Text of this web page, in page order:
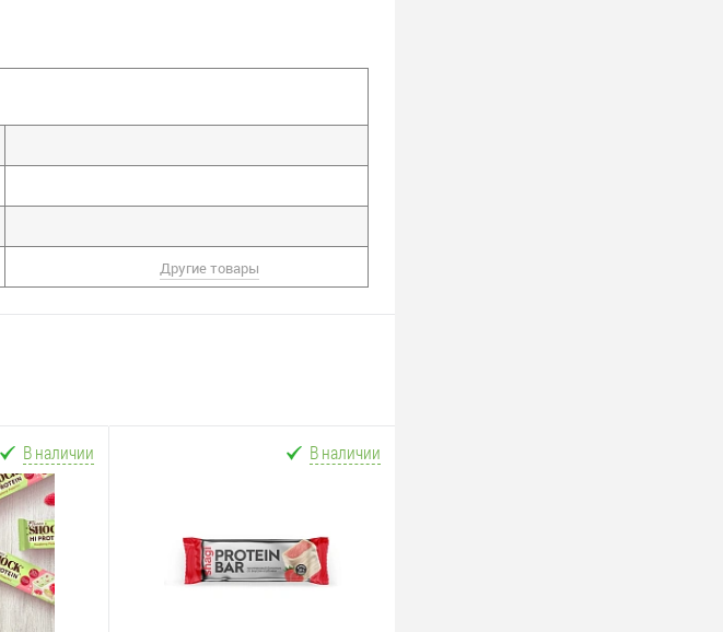
Другие товары
В наличии В наличии